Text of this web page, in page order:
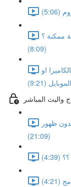
ممكنة ؟
(8:09)
او
الموبايل (9:21)
ظهور
(21:09)